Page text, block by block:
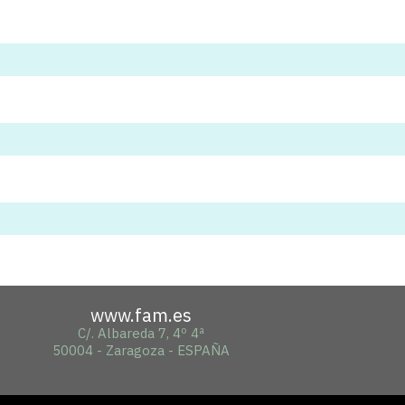
www.fam.es
C/. Albareda 7, 4º 4ª
50004 - Zaragoza - ESPAÑA